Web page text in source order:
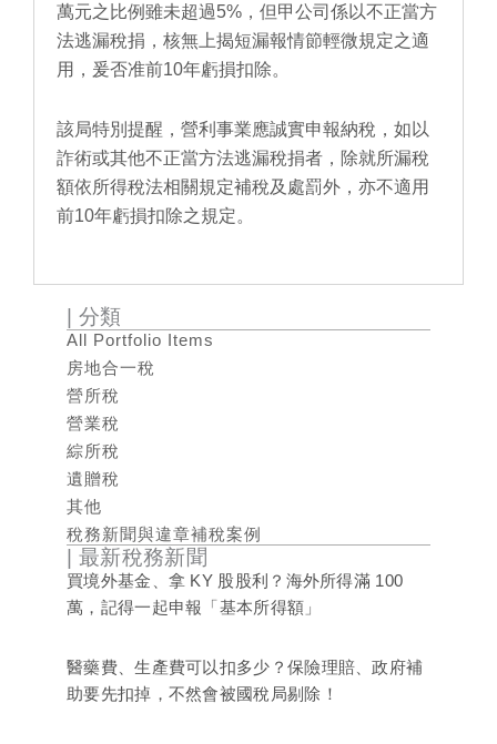
萬元之比例雖未超過5%，但甲公司係以不正當方
法逃漏稅捐，核無上揭短漏報情節輕微規定之適
用，爰否准前10年虧損扣除。
該局特別提醒，營利事業應誠實申報納稅，如以
詐術或其他不正當方法逃漏稅捐者，除就所漏稅
額依所得稅法相關規定補稅及處罰外，亦不適用
前10年虧損扣除之規定。
| 分類
All Portfolio Items
房地合一稅
營所稅
營業稅
綜所稅
遺贈稅
其他
稅務新聞與違章補稅案例
| 最新稅務新聞
買境外基金、拿 KY 股股利？海外所得滿 100
萬，記得一起申報「基本所得額」
醫藥費、生產費可以扣多少？保險理賠、政府補
助要先扣掉，不然會被國稅局剔除！